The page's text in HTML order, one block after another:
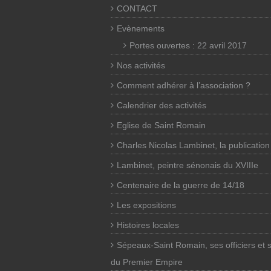
CONTACT
Evènements
Portes ouvertes : 22 avril 2017
Nos activités
Comment adhérer à l’association ?
Calendrier des activités
Eglise de Saint Romain
Charles Nicolas Lambinet, la publication
Lambinet, peintre sénonais du XVIIIe
Centenaire de la guerre de 14/18
Les expositions
Histoires locales
Sépeaux-Saint Romain, ses officiers et
du Premier Empire